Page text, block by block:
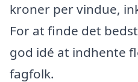
kroner per vindue,
For at finde det
god idé at indhente
fagfolk.